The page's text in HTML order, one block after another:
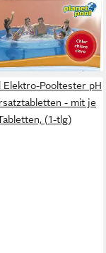
Wasserpflege Set
kg)
2-3 Werktagen bei dir
Elektro-Pooltester pH
- mit je
(1-tlg)